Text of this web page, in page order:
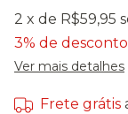
2 x de R$59,95
3% de desconto
Ver mais detalhes
Frete grátis